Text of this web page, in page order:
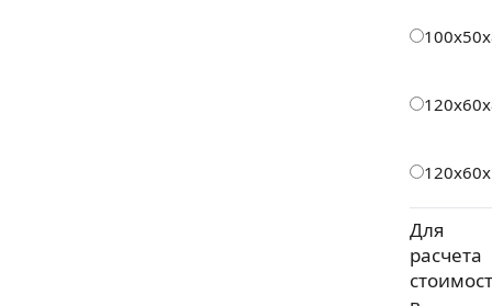
Для
расчета